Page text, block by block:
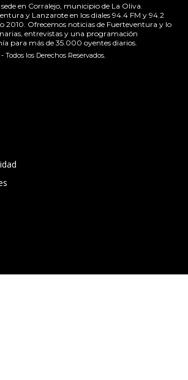
en Corralejo, municipio de La Oliva.
y Lanzarote en los diales 94.4 FM y 94.2
2010. Ofrecemos noticias de Fuerteventura y lo
entrevistas y una programación
para más de 35.000 oyentes diarios.
Todos los Derechos Reservados.